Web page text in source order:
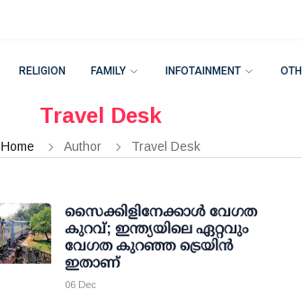
RELIGION FAMILY INFOTAINMENT
Travel Desk
Home Author Travel Desk
സൈക്കിളിനേക്കാള്‍ വേഗത
കുറവ്; ഇന്ത്യയിലെ ഏറ്റവും
വേഗത കുറഞ്ഞ ട്രെയിന്‍
ഇതാണ്
06 Dec